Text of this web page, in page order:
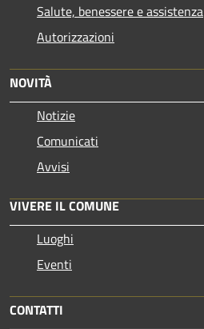
Salute, benessere e assistenza
Autorizzazioni
NOVITÀ
Notizie
Comunicati
Avvisi
VIVERE IL COMUNE
Luoghi
Eventi
CONTATTI